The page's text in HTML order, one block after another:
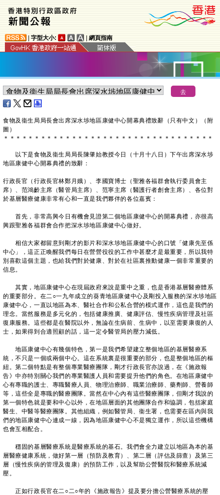
字型大小: 網頁指南
食物及衞生局局長會出席深水埗地區康健中心開幕典禮致辭（只有中文）（附
圖）
＊ ＊ ＊ ＊ ＊ ＊ ＊ ＊ ＊ ＊ ＊ ＊ ＊ ＊ ＊ ＊ ＊ ＊ ＊ ＊ ＊ ＊ ＊ ＊ ＊ ＊ ＊ ＊ ＊ ＊ ＊ ＊ ＊ ＊
以下是食物及衞生局局長陳肇始教授今日（十月十八日）下午出席深水埗
地區康健中心開幕典禮的致辭：
行政長官（行政長官林鄭月娥）、李國寶博士（聖雅各福群會執行委員會主
席）、范鴻齡主席（醫管局主席）、范寧主席（醫護行者創會主席）、各位對
於基層醫療健康非常有心和一直是我們夥伴的各位嘉賓：
首先，非常高興今日有機會見證第二個地區康健中心的開幕典禮，亦很高
興跟聖雅各福群會合作把深水埗地區康健中心做好。
相信大家都留意到剛才的影片和深水埗地區康健中心的口號「健康先至係
中心」，這正正喚醒我們每日在營營役役的工作中甚麼才是最重要，所以我特
別喜歡這個主題，也給我們對於健康、對於在社區裏推動健康一個非常重要的
信息。
其實，地區康健中心在現屆政府來說是重中之重，也是香港基層醫療體系
的重要部分。在二○一九年成立的葵青地區康健中心及剛投入服務的深水埗地區
康健中心，一直以地區為本、醫社合作和公私合營的模式運作，這也是我們的
理念。當然服務是多元化的，包括健康推廣、健康評估、慢性疾病管理及社區
復康服務。這些都是在醫院以外，無論在生病前、生病中，以至需要康復的人
士，如果得到合適照顧的話，這一定令醫管局的壓力減低。
地區康健中心有幾個特色，第一是我們希望建立整個地區的基層醫療系
統，不只是一個或兩個中心。這在系統裏是很重要的部分，也是整個地區的樞
紐。第二個特點是有整個專業醫療團隊，剛才行政長官亦說過，在《施政報
告》中亦特別關心我們的專業醫護人員和需要提升他們的角色。在地區康健中
心有專職的護士、專職醫療人員、物理治療師、職業治療師、藥劑師、營養師
等，這些全是專職的醫療團隊。當然在中心內有這些醫療團隊，但剛才我說的
第一個特色就是要和中心以外，在地區層面的其他團隊合作和協調，包括家庭
醫生、中醫等醫療團隊。其他組織，例如醫管局、衞生署，也需要在區內與我
們的地區康健中心連成一線，因為地區康健中心不是獨立運作，所以這些機構
也會互相配合。
穩固的基層醫療系統是醫療系統的基石。我們會全力建立以地區為本的基
層醫療健康系統，做好第一層（預防及教育）、第二層（評估及篩查）及第三
層（慢性疾病的管理及復康）的預防工作，以及幫助公營醫院和醫療系統減
壓。
正如行政長官在二○二○年的《施政報告》提及要分擔公營醫療系統的壓